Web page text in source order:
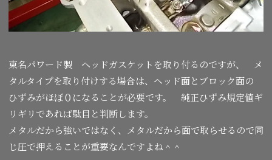
東名パワード製 ヘッドガスケットを取り付るのですが、 メ
タルタイプを取り付けする場合は、ヘッド面とブロック面の
ひずみがほぼ０になることが必要です。 純正ひずみ規定値ギ
リギリであれば駄目と判断します。
メタルだから強いではなく、メタルだから面で取らせるので同
じ圧で押えることが重要なんですよね＾＾